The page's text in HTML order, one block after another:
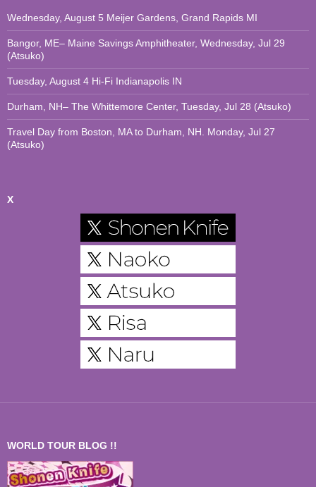
Wednesday, August 5 Meijer Gardens, Grand Rapids MI
Bangor, ME– Maine Savings Amphitheater, Wednesday, Jul 29
(Atsuko)
Tuesday, August 4 Hi-Fi Indianapolis IN
Durham, NH– The Whittemore Center, Tuesday, Jul 28 (Atsuko)
Travel Day from Boston, MA to Durham, NH. Monday, Jul 27
(Atsuko)
X
WORLD TOUR BLOG !!